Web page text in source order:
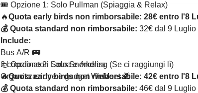
🎟️ Opzione 1: Solo Pullman (Spiaggia & Relax)
🔥Quota early birds non rimborsabile: 28€ entro l'8
💰 Quota standard non rimborsabile: 32€ dal 9 Luglio
Include:
Bus A/R 🚌
2 coordinatori Laura e Andrea
Organizzazione e gadget WeMeet 🎁
🤿 Opzione 2: Solo Snorkeling (Se ci raggiungi lì)
🔥Quota early birds non rimborsabile: 42€ entro l'8
💰 Quota standard non rimborsabile: 46€ dal 9 Luglio